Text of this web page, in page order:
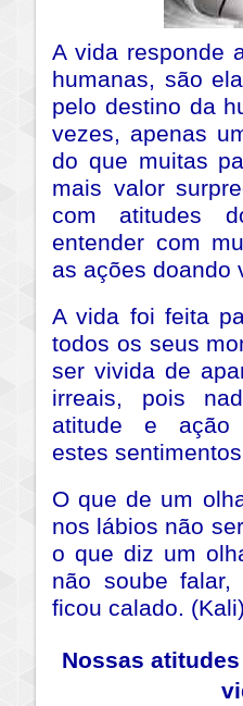
A vida responde
humanas, são
pelo destino da
vezes, apenas
do que muitas
mais valor
com atitudes
entender com
as ações doando
A vida foi feita
todos os seus
ser vivida de
irreais, pois
atitude e ação
estes
O que de um
nos lábios não
o que diz um
não soube
ficou calado. (Kali)
Nossas